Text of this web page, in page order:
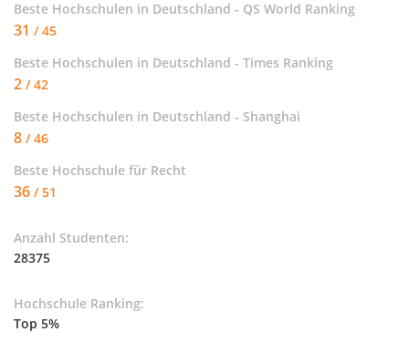
Beste Hochschulen in Deutschland - QS World Ranking
31 / 45
Beste Hochschulen in Deutschland - Times Ranking
2 / 42
Beste Hochschulen in Deutschland - Shanghai
8 / 46
Beste Hochschule für Recht
36 / 51
Anzahl Studenten:
28375
Hochschule Ranking:
Top 5%